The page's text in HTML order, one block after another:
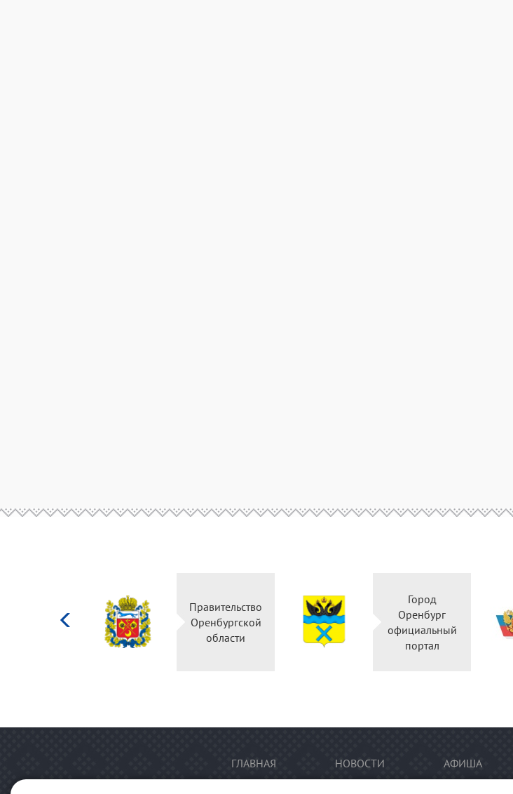
Правительство
Оренбургской
области
Город
Оренбург
официальный
портал
ГЛАВНАЯ НОВОСТИ АФИША